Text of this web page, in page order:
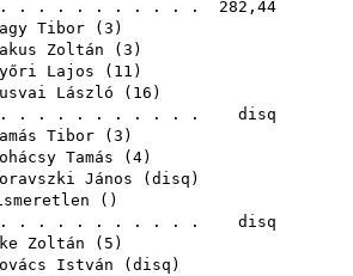
. . . . . . . . . . 282,44
Tibor ( 3 )
Zoltán ( 3 )
Lajos ( 11 )
László ( 16 )
. . . . . . . . . . disq
Tibor ( 3 )
Tamás ( 4)
János ( disq )
()
. . . . . . . . . . disq
Zoltán ( 5 )
István ( disq )